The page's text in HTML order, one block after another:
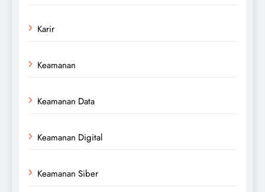
Karir
Keamanan
Keamanan Data
Keamanan Digital
Keamanan Siber